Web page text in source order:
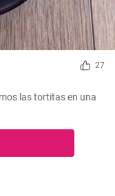
27
las tortitas en una